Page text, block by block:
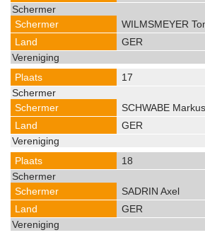
WILMSMEYER
GER
17
SCHWABE Markus
GER
18
SADRIN Axel
GER